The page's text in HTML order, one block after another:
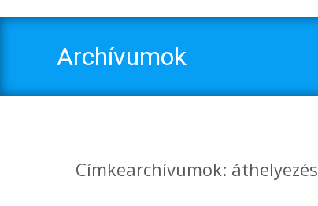
Archívumok
Címkearchívumok: áthelyezés